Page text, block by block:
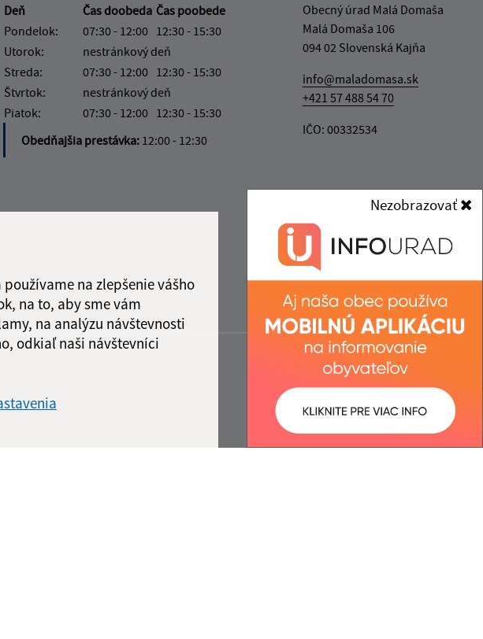
na zlepšenie vášho
na to, aby sme vám
na analýzu návštevnosti
odkiaľ naši návštevníci
Nezobrazovať
Deň Čas doobeda Čas poobede
Pondelok:
07:30 - 12:00 12:30 - 15:30
Utorok:
nestránkový deň
Streda:
07:30 - 12:00 12:30 - 15:30
Štvrtok:
nestránkový deň
Piatok:
07:30 - 12:00 12:30 - 15:30
Obedňajšia prestávka: 12:00 - 12:30
Obecný úrad Malá Domaša
Malá Domaša 106
094 02 Slovenská Kajňa
info@maladomasa.sk
+421 57 488 54 70
IČO: 00332534